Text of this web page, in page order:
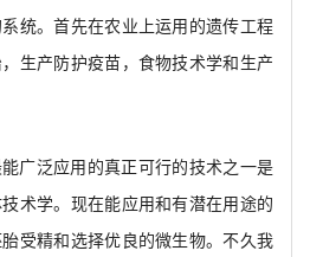
统。首先在农业上运用的遗传工程
生产防护疫苗，食物技术学和生产
广泛应用的真正可行的技术之一是
术学。现在能应用和有潜在用途的
受精和选择优良的微生物。不久我